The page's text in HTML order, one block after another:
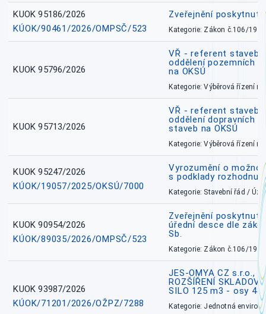
KUOK 95186/2026
KÚOK/90461/2026/OMPSČ/523
Zveřejnění
Kategorie: Zákon č.106/1999
KUOK 95796/2026
VŘ - referent
oddělení pozemních
na OKSÚ
Kategorie: Výběrová řízení
KUOK 95713/2026
VŘ - referent
oddělení dopravních
staveb na OKSÚ
Kategorie: Výběrová řízení
KUOK 95247/2026
KÚOK/19057/2025/OKSÚ/7000
Vyrozumění o
s podklady rozhodnutí
Kategorie: Stavební řád /
KUOK 90954/2026
KÚOK/89035/2026/OMPSČ/523
Zveřejnění
úřední desce dle
Sb.
Kategorie: Zákon č.106/1999
KUOK 93987/2026
KÚOK/71201/2026/OŽPZ/7288
JES-OMYA CZ s.r.o.,
ROZŠÍŘENÍ
SILO 125 m3 - osy
Kategorie: Jednotná